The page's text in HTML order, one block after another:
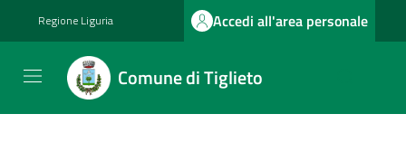
Regione Liguria Accedi all'area personale
Comune di Tiglieto